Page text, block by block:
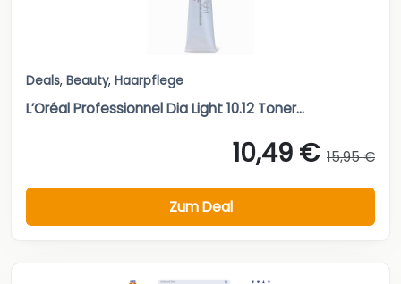
Deals, Beauty, Haarpflege
L’Oréal Professionnel Dia Light 10.12 Toner...
10,49 € 15,95 €
Zum Deal